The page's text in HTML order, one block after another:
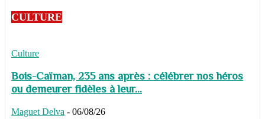
CULTURE
Culture
Bois-Caïman, 235 ans après : célébrer nos héros
ou demeurer fidèles à leur...
Maguet Delva - 06/08/26